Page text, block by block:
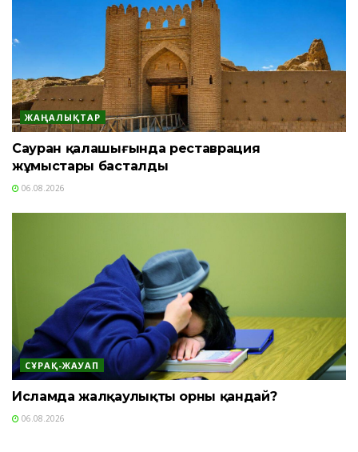
ЖАҢАЛЫҚТАР
Сауран қалашығында реставрация
жұмыстары басталды
06.08.2026
СҰРАҚ-ЖАУАП
Исламда жалқаулықтың орны қандай?
06.08.2026